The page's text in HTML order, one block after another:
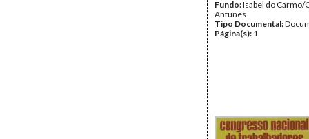
Fundo:Isabel do Carmo/
Antunes
Tipo Documental:
Página(s): 1